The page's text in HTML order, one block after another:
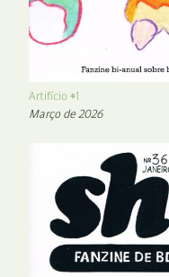
Artifício #1
Março de 2026